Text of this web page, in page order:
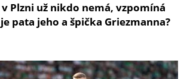
Plzni už nikdo nemá, vzpomíná
pata jeho a špička Griezmanna?